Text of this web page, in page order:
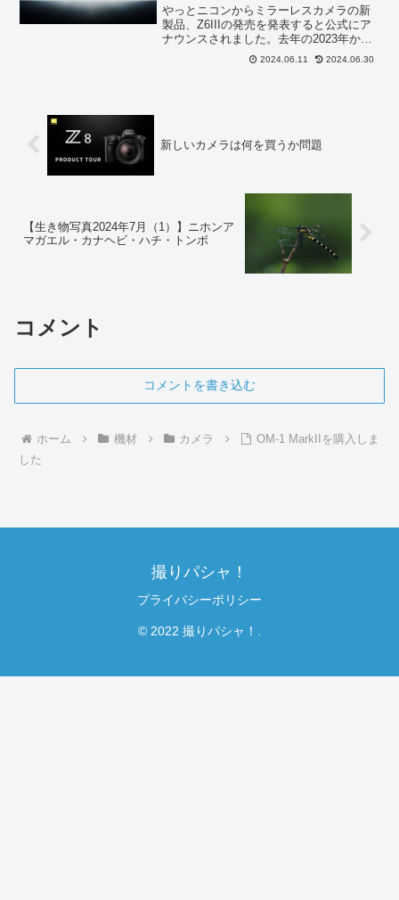
やっとニコンからミラーレスカメラの新
製品、Z6IIIの発売を発表すると公式にア
ナウンスされました。去年の2023年から
Z6IIIが出るぞ出るぞと噂されていました
が、2024年6月、やっとアナウンスされま
2024.06.11 2024.06.30
新しいカメラは何を買うか問題
【生き物写真2024年7月（1）】ニホンア
マガエル・カナヘビ・ハチ・トンボ
コメント
コメントを書き込む
ホーム 機材 カメラ
OM-1 MarkIIを購入しま
した
撮りパシャ！
プライバシーポリシー
© 2022 撮りパシャ！.